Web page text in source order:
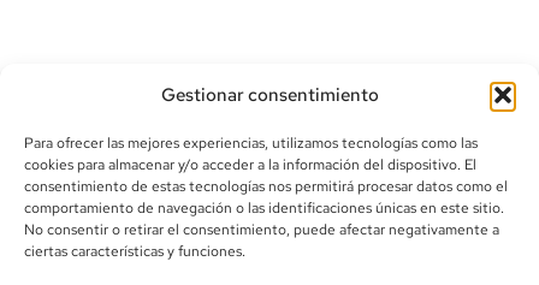
Gestionar consentimiento
Para ofrecer las mejores experiencias, utilizamos tecnologías como las
cookies para almacenar y/o acceder a la información del dispositivo. El
consentimiento de estas tecnologías nos permitirá procesar datos como el
comportamiento de navegación o las identificaciones únicas en este sitio.
No consentir o retirar el consentimiento, puede afectar negativamente a
ciertas características y funciones.
info@canoalibros.com
pedidos@canoalibros.com
+34 934 242 391